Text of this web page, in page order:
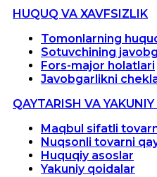
HUQUQ VA XAVFSIZLIK
Tomonlarning
Sotuvchining
Fors-major holatlari
Javobgarlikni
QAYTARISH VA
Maqbul sifatli
Nuqsonli tovarni
Huquqiy asoslar
Yakuniy qoidalar